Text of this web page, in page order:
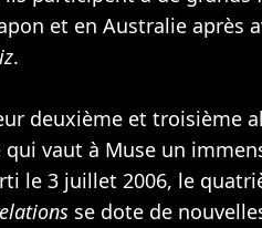
et en Australie après
.
deuxième et troisième
qui vaut à Muse un
le 3 juillet 2006, le
se dote de